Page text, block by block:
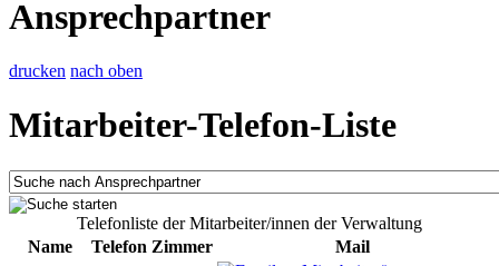
Ansprechpartner
drucken nach oben
Mitarbeiter-Telefon-Liste
Telefonliste der Mitarbeiter/innen der Verwaltung
Name
Telefon Zimmer Mail